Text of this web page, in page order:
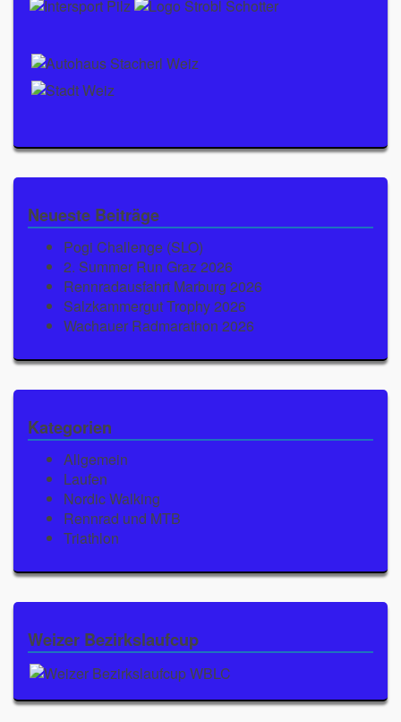
Neueste Beiträge
Pogi Challenge (SLO)
2. Summer Run Graz 2026
Rennradausfahrt Marburg 2026
Salzkammergut Trophy 2026
Wachauer Radmarathon 2026
Kategorien
Allgemein
Laufen
Nordic Walking
Rennrad und MTB
Triathlon
Weizer Bezirkslaufcup